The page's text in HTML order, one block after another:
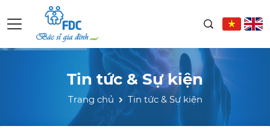
Tin tức & Sự kiện
Trang chủ Tin tức & Sự kiện